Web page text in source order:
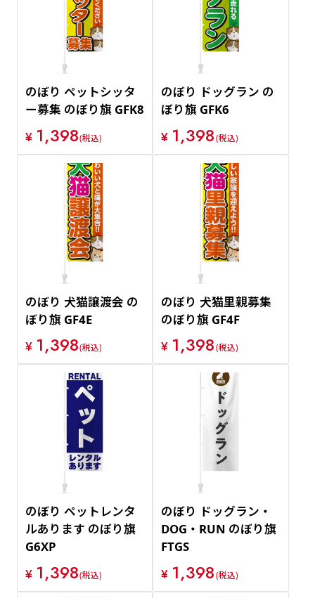
のぼり ペットシッタ
ー募集 のぼり旗 GFK8
¥ 1,398(税込)
のぼり ドッグラン の
ぼり旗 GFK6
¥ 1,398(税込)
のぼり 犬猫譲渡会 の
ぼり旗 GF4E
¥ 1,398(税込)
のぼり 犬猫里親募集
のぼり旗 GF4F
¥ 1,398(税込)
のぼり ペットレンタ
ルあります のぼり旗
G6XP
¥ 1,398(税込)
のぼり ドッグラン・
DOG・RUN のぼり旗
FTGS
¥ 1,398(税込)